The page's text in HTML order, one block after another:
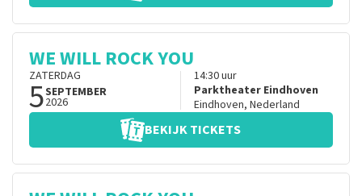
WE WILL ROCK YOU
ZATERDAG
5SEPTEMBER
2026
14:30uur
Parktheater Eindhoven
Eindhoven, Nederland
BEKIJK TICKETS